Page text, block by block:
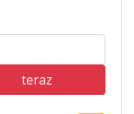
teraz